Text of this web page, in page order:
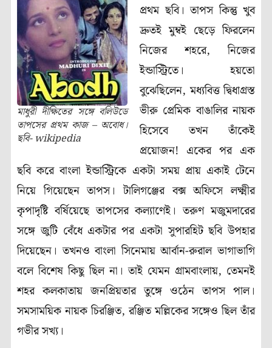
মাধুরী দীক্ষিতের সঙ্গে বলিউডে
তাপসের প্রথম কাজ – অবোধ।
ছবি- wikipedia
প্রথম ছবি। তাপস কিন্তু খুব
দ্রুতই মুম্বই ছেড়ে ফিরলেন
নিজের শহরে, নিজের
ইন্ডাস্ট্রিতে। হয়তো
বুঝেছিলেন, মধ্যবিত্ত দ্বিধাগ্রস্ত
ভীরু প্রেমিক বাঙালির নায়ক
হিসেবে তখন তাঁকেই
প্রয়োজন! একের পর এক
ছবি করে বাংলা ইন্ডাস্ট্রিকে একটা সময় প্রায় একাই টেনে
নিয়ে গিয়েছেন তাপস। টালিগঞ্জের বক্স অফিসে লক্ষ্মীর
কৃপাদৃষ্টি বর্ষিয়েছে তাপসের কল্যাণেই। তরুণ মজুমদারের
সঙ্গে জুটি বেঁধে একটার পর একটা সুপারহিট ছবি উপহার
দিয়েছেন। তখনও বাংলা সিনেমায় আর্বান-রুরাল ভাগাভাগি
বলে বিশেষ কিছু ছিল না। তাই যেমন গ্রামবাংলায়, তেমনই
শহর কলকাতায় জনপ্রিয়তার তুঙ্গে ওঠেন তাপস পাল।
সমসাময়িক নায়ক চিরঞ্জিত, রঞ্জিত মল্লিকের সঙ্গেও ছিল তাঁর
গভীর সখ্য।